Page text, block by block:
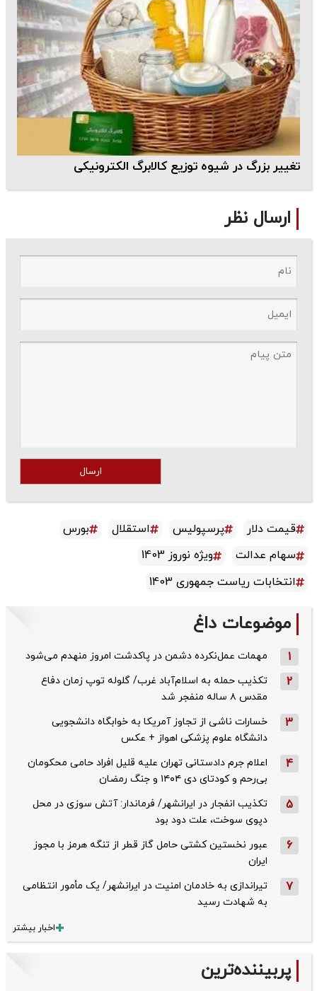
تغییر بزرگ در شیوه توزیع کالابرگ الکترونیکی
ارسال نظر
ارسال
قیمت دلار پرسپولیس استقلال
بورس
سهام عدالت
ویژه نوروز 1403
انتخابات ریاست جمهوری 1403
موضوعات داغ
1 مهمات عمل‌نکرده دشمن در پاکدشت امروز منهدم می‌شود
2
تکذیب حمله به اسلام‌آباد غرب/ گلوله توپ زمان دفاع
مقدس ۸ ساله منفجر شد
3
خسارات ناشی از تجاوز آمریکا به خوابگاه دانشجویی
دانشگاه علوم پزشکی اهواز + عکس
4
اعلام جرم دادستانی تهران علیه قلیل افراد حامی محکومان
بی‌رحم و کودتای دی‌ ۱۴۰۴ و جنگ رمضان
5
تکذیب ‌انفجار در ایرانشهر/ فرماندار: آتش سوزی در محل
دپوی سوخت، علت دود بود
6
عبور نخستین کشتی حامل گاز قطر از تنگه هرمز با مجوز
ایران
7
تیراندازی به خادمان امنیت در ایرانشهر/ یک مأمور انتظامی
به شهادت رسید
اخبار بیشتر
پربیننده‌ترین